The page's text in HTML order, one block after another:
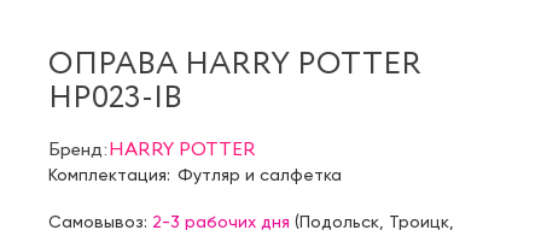
ОПРАВА HARRY POTTER
HP023-IB
Бренд:HARRY POTTER
Комплектация: Футляр и салфетка
Самовывоз: 2-3 рабочих дня (Подольск Троицк